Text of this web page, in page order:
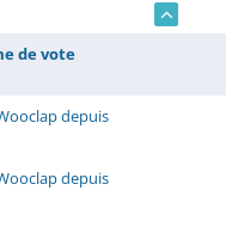
de vote
depuis
depuis